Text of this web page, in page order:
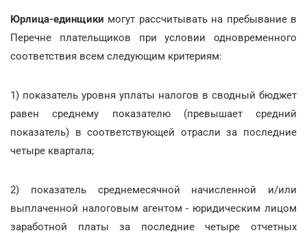
Юрлица-единщики могут рассчитывать на пребывание в
Перечне плательщиков при условии одновременного
соответствия всем следующим критериям:
1) показатель уровня уплаты налогов в сводный бюджет
равен среднему показателю (превышает средний
показатель) в соответствующей отрасли за последние
четыре квартала;
2) показатель среднемесячной начисленной и/или
выплаченной налоговым агентом - юридическим лицом
заработной платы за последние четыре отчетных